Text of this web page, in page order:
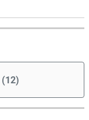
(12)